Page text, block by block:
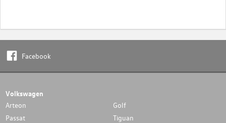
Facebook
Volkswagen
Arteon
Golf
Passat
Tiguan